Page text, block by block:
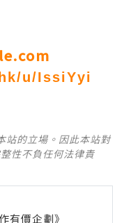
u/IssiYyi
站的立場。因此本站對
性不負任何法律責
有價企劃》